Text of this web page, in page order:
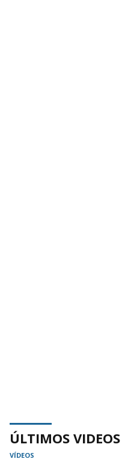
ÚLTIMOS VIDEOS
VÍDEOS